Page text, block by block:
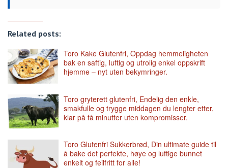
Related posts:
Toro Kake Glutenfri, Oppdag hemmeligheten
bak en saftig, luftig og utrolig enkel oppskrift
hjemme – nyt uten bekymringer.
Toro gryterett glutenfri, Endelig den enkle,
smakfulle og trygge middagen du lengter etter,
klar på få minutter uten kompromisser.
Toro Glutenfri Sukkerbrød, Din ultimate guide til
å bake det perfekte, høye og luftige bunnet
enkelt og feilfritt for alle!